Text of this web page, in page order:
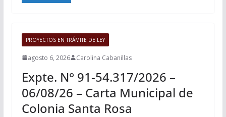
PROYECTOS EN TRÁMITE DE LEY
agosto 6, 2026 Carolina Cabanillas
Expte. N° 91-54.317/2026 –
06/08/26 – Carta Municipal de
Colonia Santa Rosa